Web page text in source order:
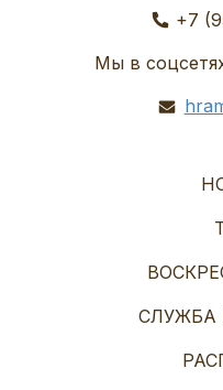
+7
Мы в
СЛУЖБА